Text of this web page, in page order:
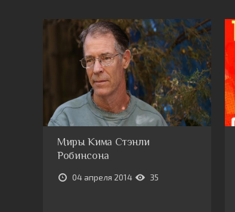
Миры Кима Стэнли
Робинсона
04 апреля 2014 35